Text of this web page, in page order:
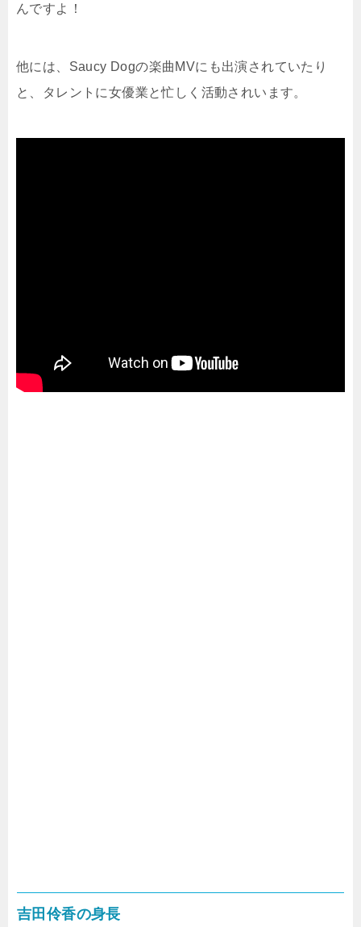
んですよ！
他には、Saucy Dogの楽曲MVにも出演されていたり
と、タレントに女優業と忙しく活動されいます。
吉田伶香の身長